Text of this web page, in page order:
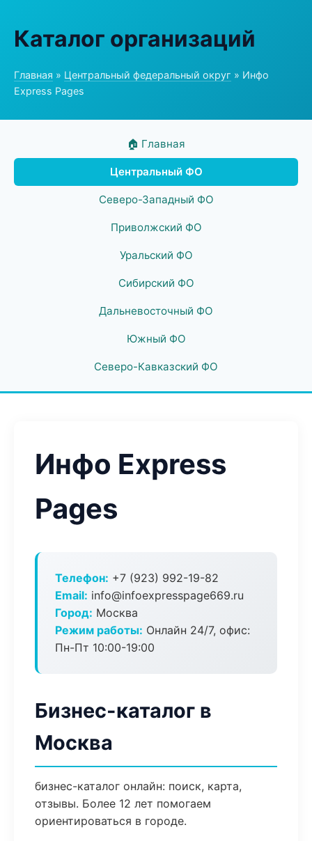
Каталог организаций
Главная » Центральный федеральный округ » Инфо
Express Pages
🏠 Главная
Центральный ФО
Северо-Западный ФО
Приволжский ФО
Уральский ФО
Сибирский ФО
Дальневосточный ФО
Южный ФО
Северо-Кавказский ФО
Инфо Express
Pages
Телефон: +7 (923) 992-19-82
Email: info@infoexpresspage669.ru
Город: Москва
Режим работы: Онлайн 24/7, офис:
Пн-Пт 10:00-19:00
Бизнес-каталог в
Москва
бизнес-каталог онлайн: поиск, карта,
отзывы. Более 12 лет помогаем
ориентироваться в городе.